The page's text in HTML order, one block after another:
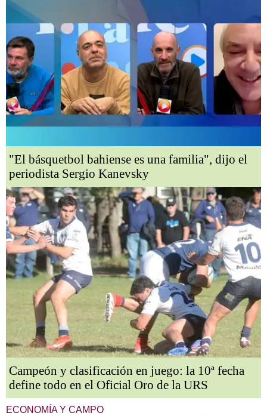
"El básquetbol bahiense es una familia", dijo el
periodista Sergio Kanevsky
Campeón y clasificación en juego: la 10ª fecha
define todo en el Oficial Oro de la URS
ECONOMÍA Y CAMPO